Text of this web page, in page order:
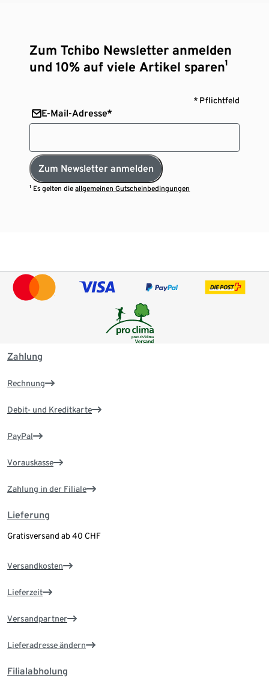
Zum Tchibo Newsletter anmelden
und 10% auf viele Artikel sparen¹
* Pflichtfeld
E-Mail-Adresse*
Zum Newsletter anmelden
¹ Es gelten dieallgemeinen Gutscheinbedingungen
Zahlung
Rechnung
Debit- und Kreditkarte
PayPal
Vorauskasse
Zahlung in der Filiale
Lieferung
Gratisversand ab 40 CHF
Versandkosten
Lieferzeit
Versandpartner
Lieferadresse ändern
Filialabholung